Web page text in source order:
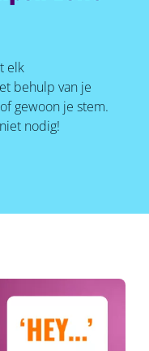
elk
behulp van je
gewoon je stem.
nodig!